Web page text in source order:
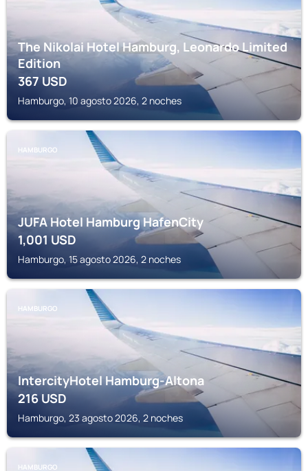
The Nikolai Hotel Hamburg, Leonardo Limited
Edition
367USD
Hamburgo, 10 agosto 2026, 2 noches
HAMBURGO
JUFA Hotel Hamburg HafenCity
1,001USD
Hamburgo, 15 agosto 2026, 2 noches
HAMBURGO
IntercityHotel Hamburg-Altona
216USD
Hamburgo, 23 agosto 2026, 2 noches
HAMBURGO